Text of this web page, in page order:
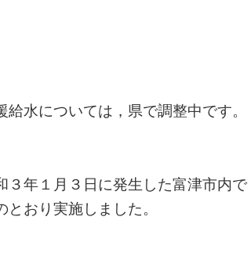
水については，県で調整中です。
年１月３日に発生した富津市内で
おり実施しました。